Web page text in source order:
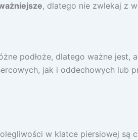
, dlatego nie zwlekaj z
podłoże, dlatego ważne jest,
jak i oddechowych lub
w klatce piersiowej są